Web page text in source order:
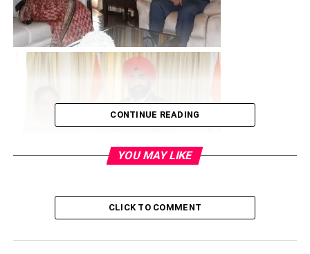
को बधाई दी, और सत्र के दौरान सभी सदस्यों के सक्रिय भागीदारी की
CONTINUE READING
YOU MAY LIKE
CLICK TO COMMENT